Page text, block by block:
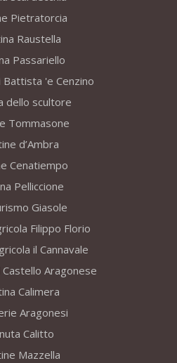
Pietratorcia
Raustella
Passariello
Battista 'e Cenzino
dello scultore
Tommasone
d’Ambra
Cenatiempo
Pelliccione
Giasole
Filippo Florio
il Cannavale
Castello Aragonese
Calimera
Aragonesi
Calitto
Mazzella